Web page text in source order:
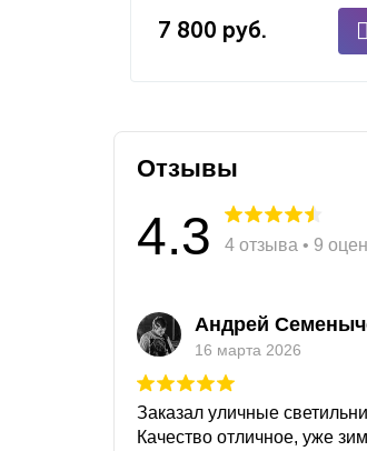
7 800 руб.
Отзывы
4.3 4 отзыва • 9
Андрей
16 марта 2026
Заказал уличные
Качество отличное, уже